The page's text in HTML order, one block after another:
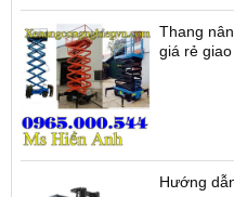
Thang
giá rẻ
Hướng